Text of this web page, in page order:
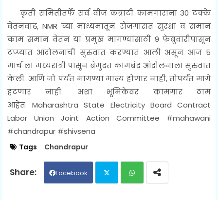
कृती समितीतर्फे सर्व वीज कंत्राटी कामगारांना 30 टक्के
वेतनवाढ, NMR च्या माध्यमातून रोजगारात सुरक्षा व समान
काम समान वेतन या प्रमुख मागण्यांसाठी 9 फेब्रुवारीपासून
टप्प्यात आंदोलनाची सुरुवात करण्यात आली असून आज 5
मार्च ला मध्यरात्री पासून बेमुदत कामबंद आंदोलनाला सुरुवात
केली. आणि जो पर्यंत मागण्या मान्य होणार नाही, तोपर्यंत मागे
हटणार नाही. अशा भूमिकेवर कामगार ठाम
आहेत.Maharashtra State Electricity Board Contract
Labor Union Joint Action Committee #mahawani
#chandrapur #shivsena
Tags Chandrapur
Facebook